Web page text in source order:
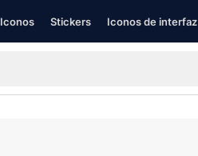
Iconos Stickers Iconos de interfaz